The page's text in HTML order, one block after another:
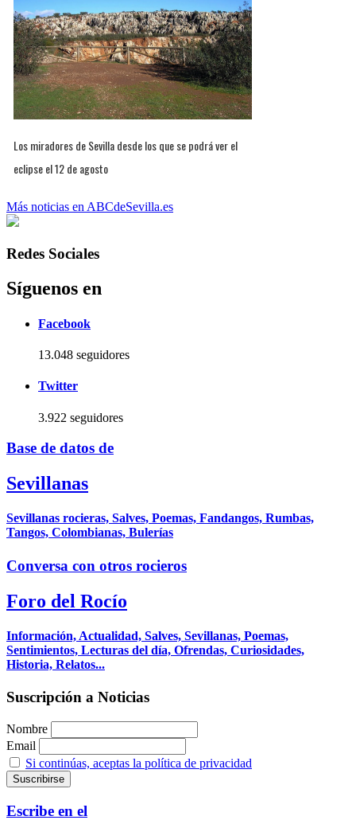
Los miradores de Sevilla desde los que se podrá ver el
eclipse el 12 de agosto
Más noticias en ABCdeSevilla.es
Redes Sociales
Síguenos en
Facebook
13.048 seguidores
Twitter
3.922 seguidores
Base de datos de
Sevillanas
Sevillanas rocieras, Salves, Poemas, Fandangos, Rumbas,
Tangos, Colombianas, Bulerías
Conversa con otros rocieros
Foro del Rocío
Información, Actualidad, Salves, Sevillanas, Poemas,
Sentimientos, Lecturas del día, Ofrendas, Curiosidades,
Historia, Relatos...
Suscripción a Noticias
Nombre
Email
Si continúas, aceptas la política de privacidad
Escribe en el